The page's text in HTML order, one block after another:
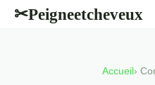
✂Peigneetcheveux
Accueil ›